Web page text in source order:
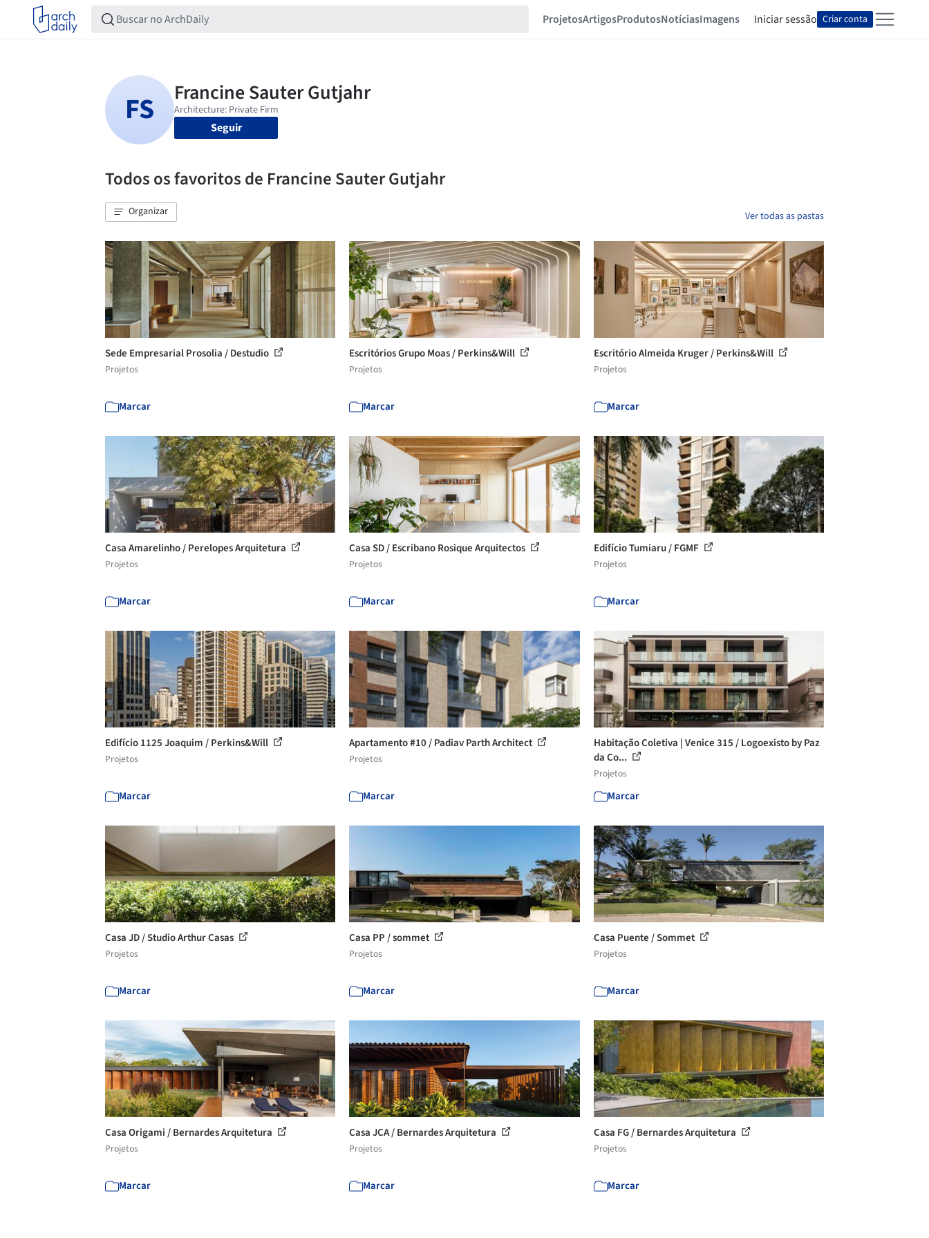
ProjetosArtigosProdutosNotíciasImagens Iniciar sessão Criar conta
Seguir
Todos os favoritos de Francine Sauter Gutjahr
Organizar Ver todas as pastas
Sede Empresarial Prosolia / Destudio
Projetos
Marcar
Escritórios Grupo Moas / Perkins&Will
Projetos
Marcar
Escritório Almeida Kruger / Perkins&Will
Projetos
Marcar
Casa Amarelinho / Perelopes Arquitetura
Projetos
Marcar
Casa SD / Escribano Rosique Arquitectos
Projetos
Marcar
Edifício Tumiaru / FGMF
Projetos
Marcar
Edifício 1125 Joaquim / Perkins&Will
Projetos
Marcar
Apartamento #10 / Padiav Parth Architect
Projetos
Marcar
Habitação Coletiva | Venice 315 / Logoexisto by Paz
da Co...
Projetos
Marcar
Casa JD / Studio Arthur Casas
Projetos
Marcar
Casa PP / sommet
Projetos
Marcar
Casa Puente / Sommet
Projetos
Marcar
Casa Origami / Bernardes Arquitetura
Projetos
Marcar
Casa JCA / Bernardes Arquitetura
Projetos
Marcar
Casa FG / Bernardes Arquitetura
Projetos
Marcar